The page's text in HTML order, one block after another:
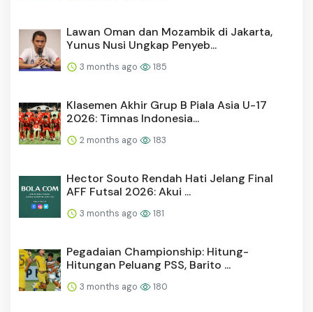
Lawan Oman dan Mozambik di Jakarta,
Yunus Nusi Ungkap Penyeb...
3 months ago 185
Klasemen Akhir Grup B Piala Asia U-17
2026: Timnas Indonesia...
2 months ago 183
Hector Souto Rendah Hati Jelang Final
AFF Futsal 2026: Akui ...
3 months ago 181
Pegadaian Championship: Hitung-
Hitungan Peluang PSS, Barito ...
3 months ago 180